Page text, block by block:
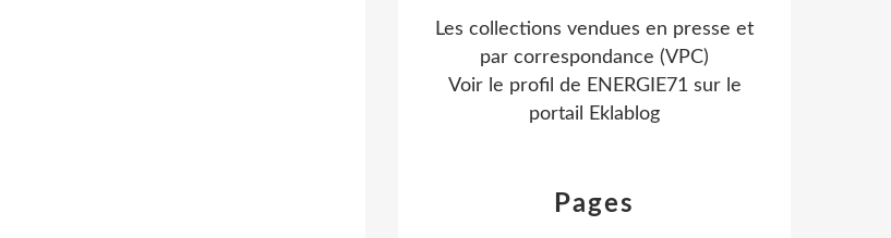
Pages
Les collections vendues en presse et
par correspondance (VPC)
Voir le profil de ENERGIE71sur le
portail Eklablog